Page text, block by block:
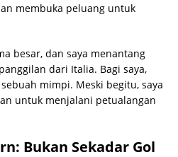
membuka peluang untuk
besar, dan saya menantang
dari Italia. Bagi saya,
mimpi. Meski begitu, saya
untuk menjalani petualangan
Bukan Sekadar Gol